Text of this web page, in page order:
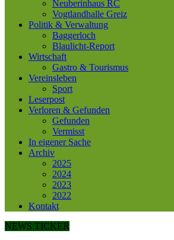
Neuberinhaus RC
Vogtlandhalle Greiz
Politik & Verwaltung
Baggerloch
Blaulicht-Report
Wirtschaft
Gastro & Tourismus
Vereinsleben
Sport
Leserpost
Verloren & Gefunden
Gefunden
Vermisst
In eigener Sache
Archiv
2025
2024
2023
2022
Kontakt
NEWS TICKER